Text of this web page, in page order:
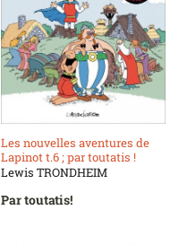
Les nouvelles aventures de
Lapinot t.6 ; par toutatis !
Lewis TRONDHEIM
Par toutatis!